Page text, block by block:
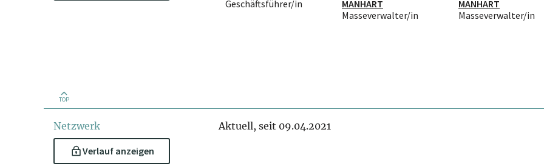
Geschäftsführer/in
MANHART
Masseverwalter/in
MANHART
Masseverwalter/in
TOP
Netzwerk
Verlauf anzeigen
Aktuell, seit 09.04.2021